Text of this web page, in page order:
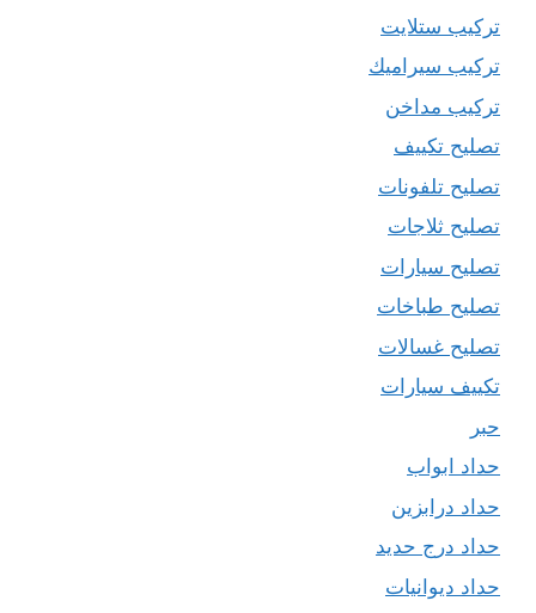
تركيب ستلايت
تركيب سيراميك
تركيب مداخن
تصليح تكييف
تصليح تلفونات
تصليح ثلاجات
تصليح سيارات
تصليح طباخات
تصليح غسالات
تكييف سيارات
حبر
حداد ابواب
حداد درابزين
حداد درج حديد
حداد ديوانيات